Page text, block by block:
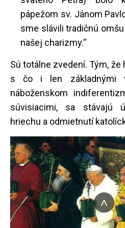
pápežom sv. Jánom
sme slávili tradičnú
našej charizmy.“
Sú totálne zvedení. Tým,
s čo i len základnými
náboženskom
súvisiacimi, sa stávajú
hriechu a odmietnutí
^